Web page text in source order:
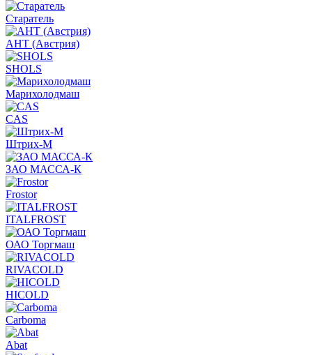
Старатель
АНТ (Австрия)
SHOLS
Марихолодмаш
CAS
Штрих-М
ЗАО МАССА-К
Frostor
ITALFROST
ОАО Торгмаш
RIVACOLD
HICOLD
Carboma
Abat